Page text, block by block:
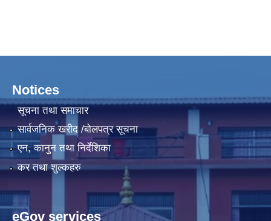
Notices
सूचना तथा समाचार
सार्वजनिक खरीद /बोलपत्र सूचना
एन, कानुन तथा निर्देशिका
कर तथा शुल्कहरु
eGov services